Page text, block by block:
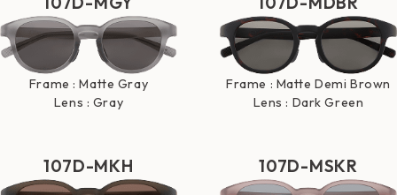
Frame : Matte Gray
Lens : Gray
Frame : Matte Demi Brown
Lens : Dark Green
107D-MKH 107D-MSKR